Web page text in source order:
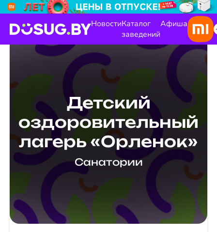
НовостиКаталог
заведений
Афиша
Детский
оздоровительный
лагерь «Орленок»
Санатории